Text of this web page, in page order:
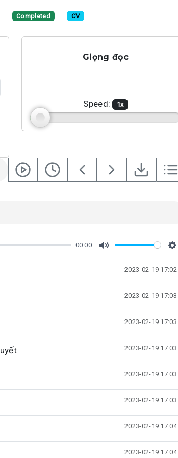
Completed CV
Giọng đọc
Speed: 1x
00:00
M
t
S
e
t
t
i
2023-02-19 17:02
2023-02-19 17:03
2023-02-19 17:03
2023-02-19 17:03
2023-02-19 17:03
2023-02-19 17:03
2023-02-19 17:04
2023-02-19 17:04